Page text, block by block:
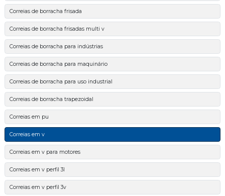
Correias de borracha frisada
Correias de borracha frisadas multi v
Correias de borracha para indústrias
Correias de borracha para maquinário
Correias de borracha para uso industrial
Correias de borracha trapezoidal
Correias em pu
Correias em v
Correias em v para motores
Correias em v perfil 3l
Correias em v perfil 3v